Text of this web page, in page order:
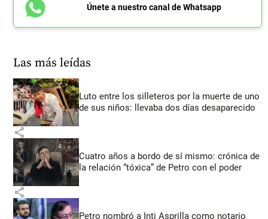
Únete a nuestro canal de Whatsapp
Las más leídas
Luto entre los silleteros por la muerte de uno
de sus niños: llevaba dos días desaparecido
share
Cuatro años a bordo de sí mismo: crónica de
la relación “tóxica” de Petro con el poder
share
Petro nombró a Inti Asprilla como notario